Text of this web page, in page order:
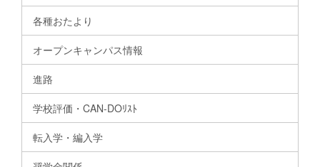
各種おたより
オープンキャンパス情報
進路
学校評価・CAN-DOﾘｽﾄ
転入学・編入学